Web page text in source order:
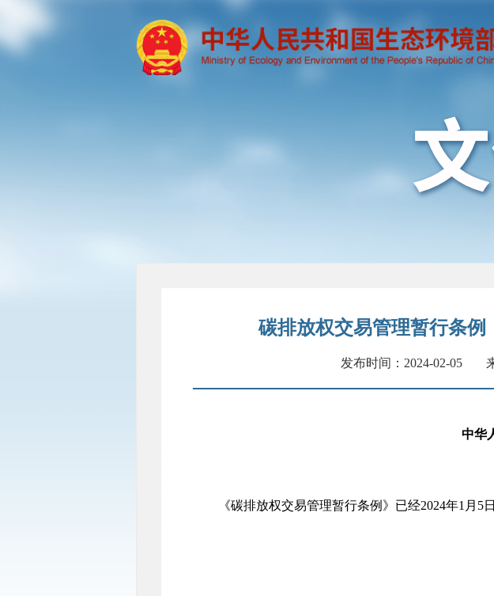
碳排放权交易管理暂行条例
发布时间：2024-02-05
中华
《碳排放权交易管理暂行条例》已经2024年1月5日